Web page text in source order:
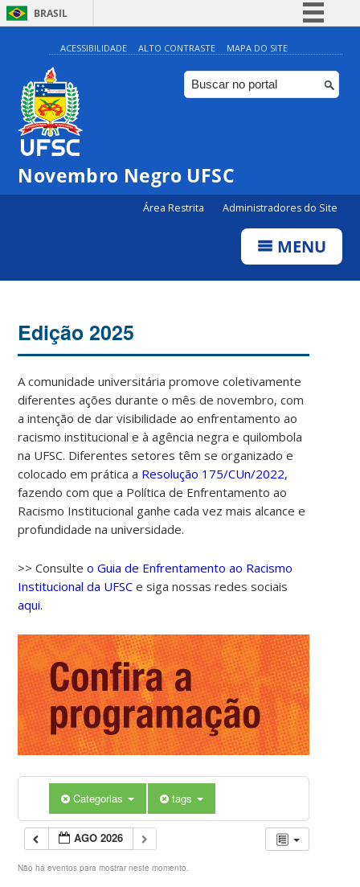
BRASIL
Simplifique!
Comunica BR
Participe
ACESSIBILIDADE ALTO CONTRASTE MAPA DO SITE
Novembro Negro UFSC
Área Restrita Administradores do Site
MENU
Edição 2025
A comunidade universitária promove coletivamente
diferentes ações durante o mês de novembro, com
a intenção de dar visibilidade ao enfrentamento ao
racismo institucional e à agência negra e quilombola
na UFSC. Diferentes setores têm se organizado e
colocado em prática a Resolução 175/CUn/2022,
fazendo com que a Política de Enfrentamento ao
Racismo Institucional ganhe cada vez mais alcance e
profundidade na universidade.
>> Consulteo Guia de Enfrentamento ao Racismo
Institucional da UFSC e siga nossas redes sociais
aqui.
Categorias tags
AGO 2026
Não há eventos para mostrar neste momento.